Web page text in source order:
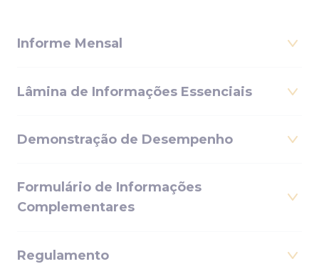
Informe Mensal
Lâmina de Informações Essenciais
Demonstração de Desempenho
Formulário de Informações
Complementares
Regulamento